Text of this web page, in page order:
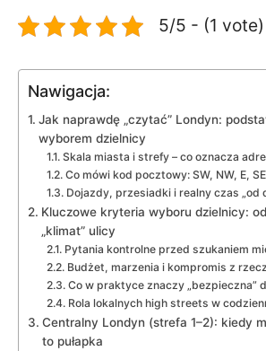
5/5 - (1 vote)
Nawigacja:
Jak naprawdę „czytać” Londyn:
wyborem dzielnicy
Skala miasta i strefy – co oznacza
Co mówi kod pocztowy: SW, NW, E,
Dojazdy, przesiadki i realny czas „od
Kluczowe kryteria wyboru dzielnicy:
„klimat” ulicy
Pytania kontrolne przed szukaniem
Budżet, marzenia i kompromis z
Co w praktyce znaczy „bezpieczna”
Rola lokalnych high streets w
Centralny Londyn (strefa 1–2): kiedy
to pułapka